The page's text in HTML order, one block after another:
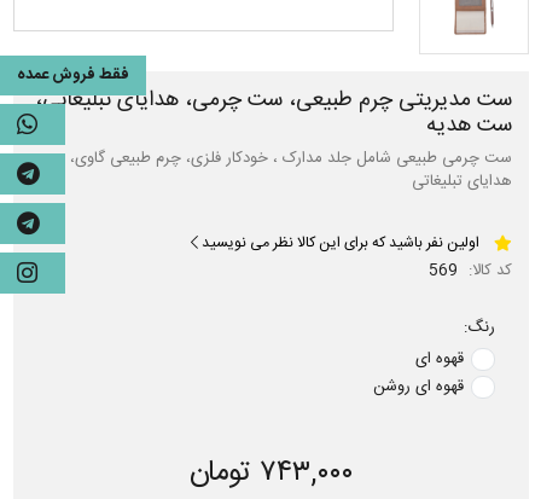
ست مدیریتی چرم طبیعی، ست چرمی، هدایای تبلیغاتی،
ست هدیه
ست چرمی طبیعی شامل جلد مدارک ، خودکار فلزی، چرم طبیعی گاوی،
هدایای تبلیغاتی
اولین نفر باشید که برای این کالا نظر می نویسید
کد کالا: 569
رنگ:
قهوه ای
قهوه ای روشن
۷۴۳,۰۰۰ تومان
فقط فروش عمده